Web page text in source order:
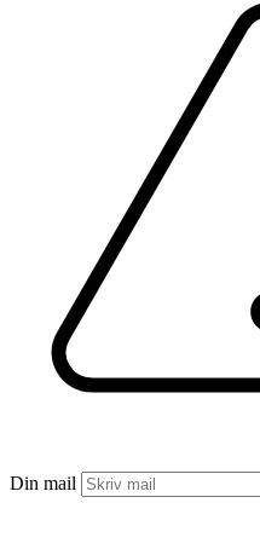
Din mail